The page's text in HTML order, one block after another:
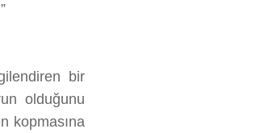
bir
olduğunu
kopmasına